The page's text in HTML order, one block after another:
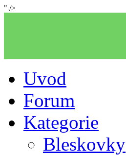
" />
Uvod
Forum
Kategorie
Bleskovky